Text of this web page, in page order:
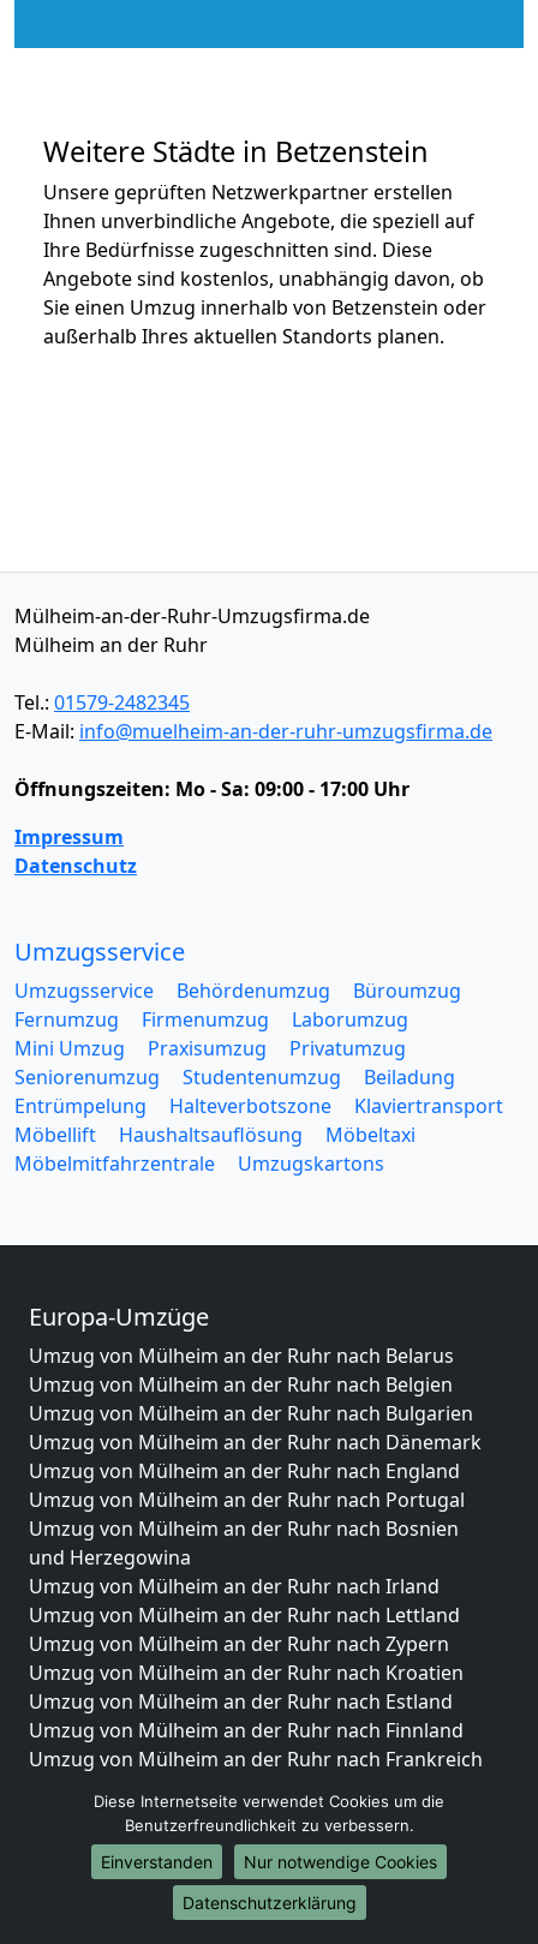
Weitere Städte in Betzenstein
Unsere geprüften Netzwerkpartner erstellen
Ihnen unverbindliche Angebote, die speziell auf
Ihre Bedürfnisse zugeschnitten sind. Diese
Angebote sind kostenlos, unabhängig davon, ob
Sie einen Umzug innerhalb von Betzenstein oder
außerhalb Ihres aktuellen Standorts planen.
Mülheim-an-der-Ruhr-Umzugsfirma.de
Mülheim an der Ruhr
Tel.: 01579-2482345
E-Mail: info@muelheim-an-der-ruhr-umzugsfirma.de
Öffnungszeiten: Mo - Sa: 09:00 - 17:00 Uhr
Impressum
Datenschutz
Umzugsservice
Umzugsservice Behördenumzug
Büroumzug
Fernumzug
Firmenumzug
Laborumzug
Mini Umzug
Praxisumzug
Privatumzug
Seniorenumzug
Studentenumzug
Beiladung
Entrümpelung
Halteverbotszone
Klaviertransport
Möbellift
Haushaltsauflösung
Möbeltaxi
Möbelmitfahrzentrale
Umzugskartons
Europa-Umzüge
Umzug von Mülheim an der Ruhr nach Belarus
Umzug von Mülheim an der Ruhr nach Belgien
Umzug von Mülheim an der Ruhr nach Bulgarien
Umzug von Mülheim an der Ruhr nach Dänemark
Umzug von Mülheim an der Ruhr nach England
Umzug von Mülheim an der Ruhr nach Portugal
Umzug von Mülheim an der Ruhr nach Bosnien
und Herzegowina
Umzug von Mülheim an der Ruhr nach Irland
Umzug von Mülheim an der Ruhr nach Lettland
Umzug von Mülheim an der Ruhr nach Zypern
Umzug von Mülheim an der Ruhr nach Kroatien
Umzug von Mülheim an der Ruhr nach Estland
Umzug von Mülheim an der Ruhr nach Finnland
Umzug von Mülheim an der Ruhr nach Frankreich
Umzug von Mülheim an der Ruhr nach Italien
Umzug von Mülheim an der Ruhr nach Liechtenstein
Umzug von Mülheim an der Ruhr nach Luxemburg
Umzug von Mülheim an der Ruhr nach Niederlande
Diese Internetseite verwendet Cookies um die
Benutzerfreundlichkeit zu verbessern.
Einverstanden
Nur notwendige Cookies
Datenschutzerklärung